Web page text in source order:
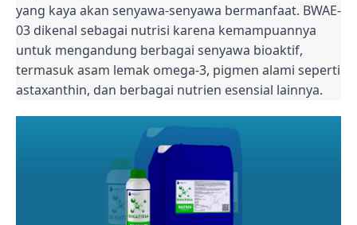
yang kaya akan senyawa-senyawa bermanfaat. BWAE-
03 dikenal sebagai nutrisi karena kemampuannya
untuk mengandung berbagai senyawa bioaktif,
termasuk asam lemak omega-3, pigmen alami seperti
astaxanthin, dan berbagai nutrien esensial lainnya.